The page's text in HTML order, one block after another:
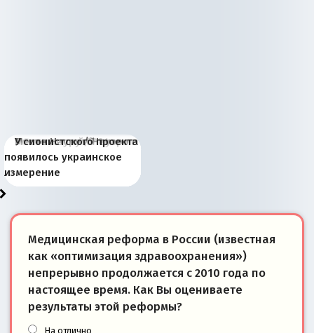
Киевская марионетка
Запада рассказала о
«переобувании» хозяев
В России назрели
перемены: 15 шагов к
суверенной экономике
Миграционный пожар
Европы
Россия начинает
сбрасывать балласт
Анкориджа
Россия зимой 1904
года: первые уступки во
внутренней политике
Русская нация вчера и
сегодня
Почему правый крах в
Варшаве не поможет её
отношениям с Россией?
Место Науру / Науэро в
современной истории
Южной Осетии
У сионистского проекта
появилось украинское
измерение
Медицинская реформа в России (известная
как «оптимизация здравоохранения»)
непрерывно продолжается с 2010 года по
настоящее время. Как Вы оцениваете
результаты этой реформы?
На отлично